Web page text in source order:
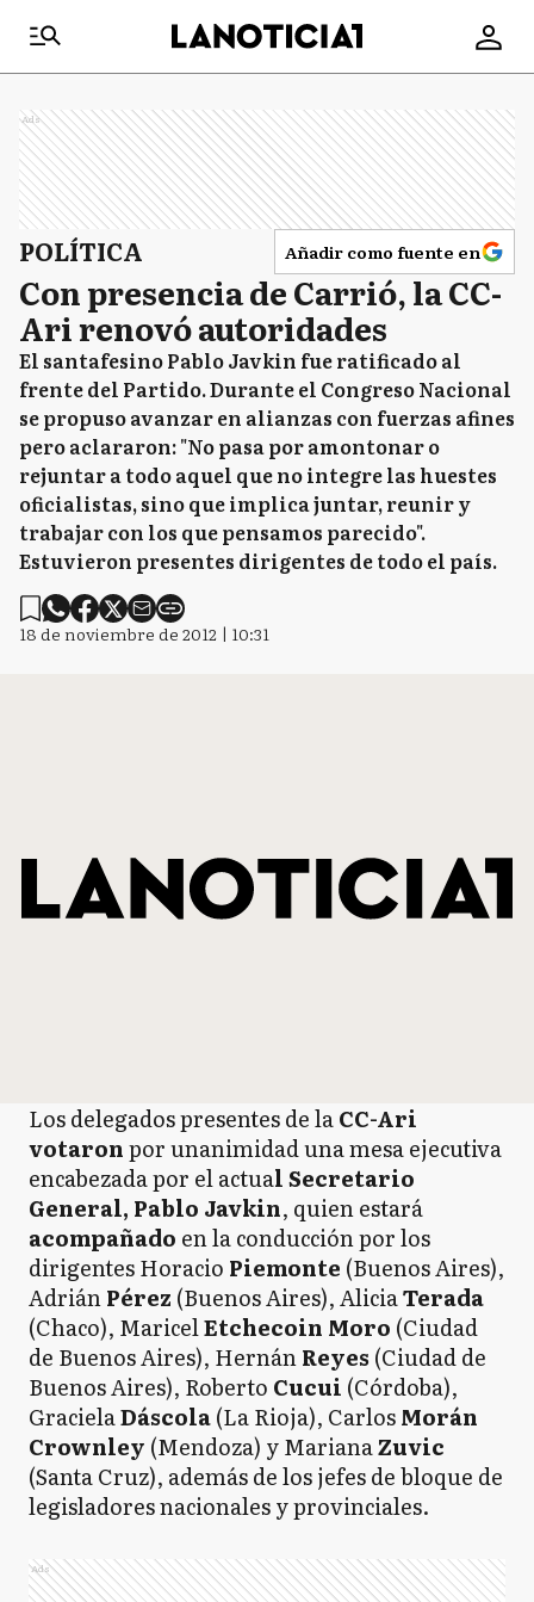
Ads
POLÍTICA Añadir como fuente en
Con presencia de Carrió, la CC-
Ari renovó autoridades
El santafesino Pablo Javkin fue ratificado al
frente del Partido. Durante el Congreso Nacional
se propuso avanzar en alianzas con fuerzas afines
pero aclararon: "No pasa por amontonar o
rejuntar a todo aquel que no integre las huestes
oficialistas, sino que implica juntar, reunir y
trabajar con los que pensamos parecido".
Estuvieron presentes dirigentes de todo el país.
18 de noviembre de 2012 | 10:31
Los delegados presentes de laCC-Ari
votaronpor unanimidad una mesa ejecutiva
encabezada por el actual Secretario
General, Pablo Javkin, quien estará
acompañado en la conducción por los
dirigentes Horacio Piemonte (Buenos Aires),
AdriánPérez (Buenos Aires), AliciaTerada
(Chaco), MaricelEtchecoin Moro (Ciudad
de Buenos Aires), HernánReyes (Ciudad de
Buenos Aires), Roberto Cucui (Córdoba),
GracielaDáscola(La Rioja), CarlosMorán
Crownley (Mendoza) y MarianaZuvic
(Santa Cruz), además de los jefes de bloque de
legisladores nacionales y provinciales.
Ads